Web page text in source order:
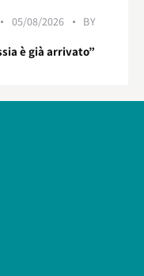
05/08/2026
BY
è già arrivato”